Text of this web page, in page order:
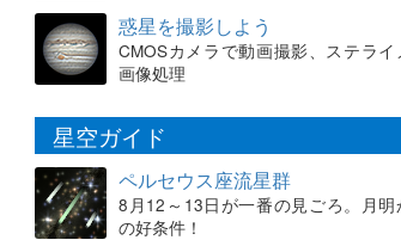
惑星を撮影しよう
CMOSカメラで動画撮影、ステラ
画像処理
星空ガイド
ペルセウス座流星群
8月12～13日が一番の見ごろ。月明
の好条件！